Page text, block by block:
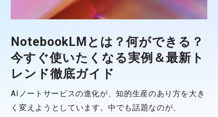
NotebookLMとは？何ができる？
今すぐ使いたくなる実例＆最新ト
レンド徹底ガイド
AIノートサービスの進化が、知的生産のあり方を大き
く変えようとしています。中でも話題なのが、